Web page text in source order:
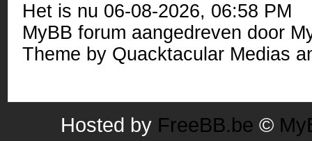
Het is nu 06-08-2026, 06:58 PM
MyBB forum aangedreven door
Theme by Quacktacular Medias
Hosted by FreeBB.be ©